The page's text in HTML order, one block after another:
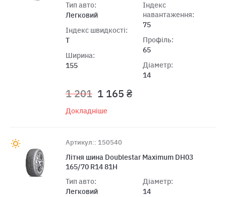
Тип авто:
Легковий
Індекс швидкості:
T
Ширина:
155
Індекс
навантаження:
75
Профіль:
65
Діаметр:
14
1 201 1 165 ₴
Докладніше
Артикул:: 150540
Лiтня шина Doublestar Maximum DH03
165/70 R14 81H
Тип авто:
Легковий
Діаметр:
14